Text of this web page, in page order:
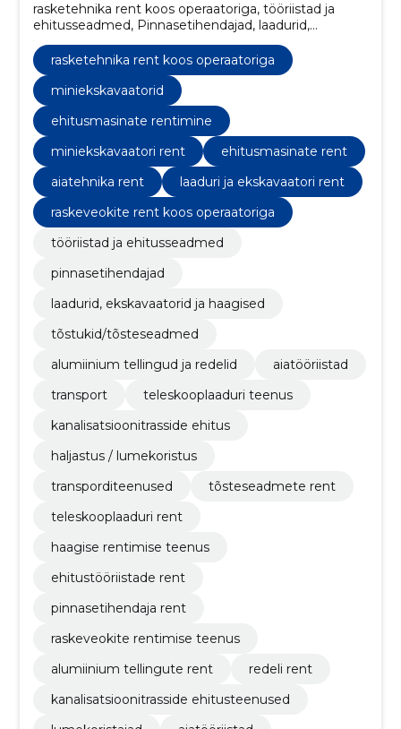
rasketehnika rent koos operaatoriga, tööriistad ja
ehitusseadmed, Pinnasetihendajad, laadurid,
ekskavaatorid ja haagised, Tõstukid/tõsteseadmed,
ALUMIINIUM TELLINGUD JA REDELID,
aiatööriistad, transport, miniekskavaatorid,
teleskooplaaduri teenus
rasketehnika rent koos operaatoriga
miniekskavaatorid
ehitusmasinate rentimine
miniekskavaatori rent
ehitusmasinate rent
aiatehnika rent
laaduri ja ekskavaatori rent
raskeveokite rent koos operaatoriga
tööriistad ja ehitusseadmed
pinnasetihendajad
laadurid, ekskavaatorid ja haagised
tõstukid/tõsteseadmed
alumiinium tellingud ja redelid
aiatööriistad
transport
teleskooplaaduri teenus
kanalisatsioonitrasside ehitus
haljastus / lumekoristus
transporditeenused
tõsteseadmete rent
teleskooplaaduri rent
haagise rentimise teenus
ehitustööriistade rent
pinnasetihendaja rent
raskeveokite rentimise teenus
alumiinium tellingute rent
redeli rent
kanalisatsioonitrasside ehitusteenused